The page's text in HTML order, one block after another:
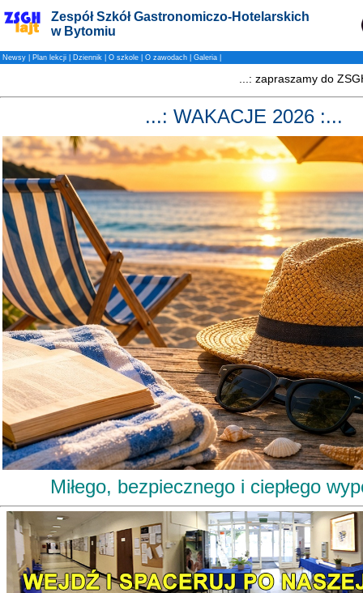
Zespół Szkół Gastronomiczo-Hotelarskich
w Bytomiu
Newsy Plan lekcji Dziennik O szkole O zawodach Galeria
...: WAKACJE 2026 :...
Miłego, bezpiecznego i ciepłego